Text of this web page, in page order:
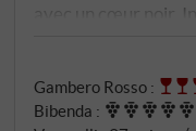
avec un cœur noir.
de fruits noirs, de
joie de la grandeur
Gambero Rosso :
Bibenda :